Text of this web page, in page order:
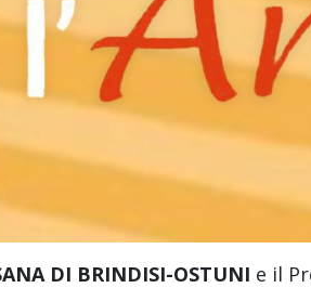
DI BRINDISI-OSTUNI e il